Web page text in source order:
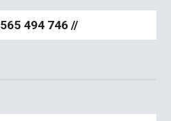
565 494 746 //